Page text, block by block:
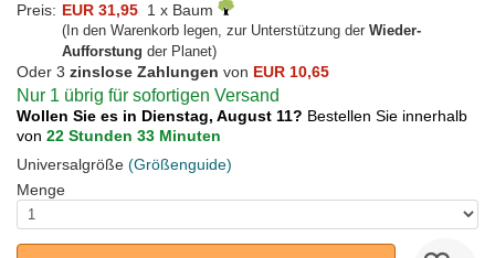
Preis: EUR 31,95 1 x Baum
(In den Warenkorb legen, zur Unterstützung der Wieder-
Aufforstung der Planet)
Oder 3 zinslose Zahlungen von EUR 10,65
Nur 1 übrig für sofortigen Versand
Wollen Sie es in Dienstag, August 11? Bestellen Sie innerhalb
von 22 Stunden 33 Minuten
Universalgröße (Größenguide)
Menge